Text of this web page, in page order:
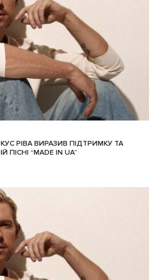
РІВА ВИРАЗИВ ПІДТРИМКУ ТА
“MADE IN UA”